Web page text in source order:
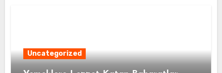
Uncategorized